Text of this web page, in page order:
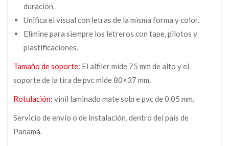
duración.
Unifica el visual con letras de la misma forma y color.
Elimine para siempre los letreros con tape, pilotos y
plastificaciones.
Tamaño de soporte: El alfiler mide 75 mm de alto y el
soporte de la tira de pvc mide 80×37 mm.
Rotulación: vinil laminado mate sobre pvc de 0.05 mm.
Servicio de envío o de instalación, dentro del país de
Panamá.